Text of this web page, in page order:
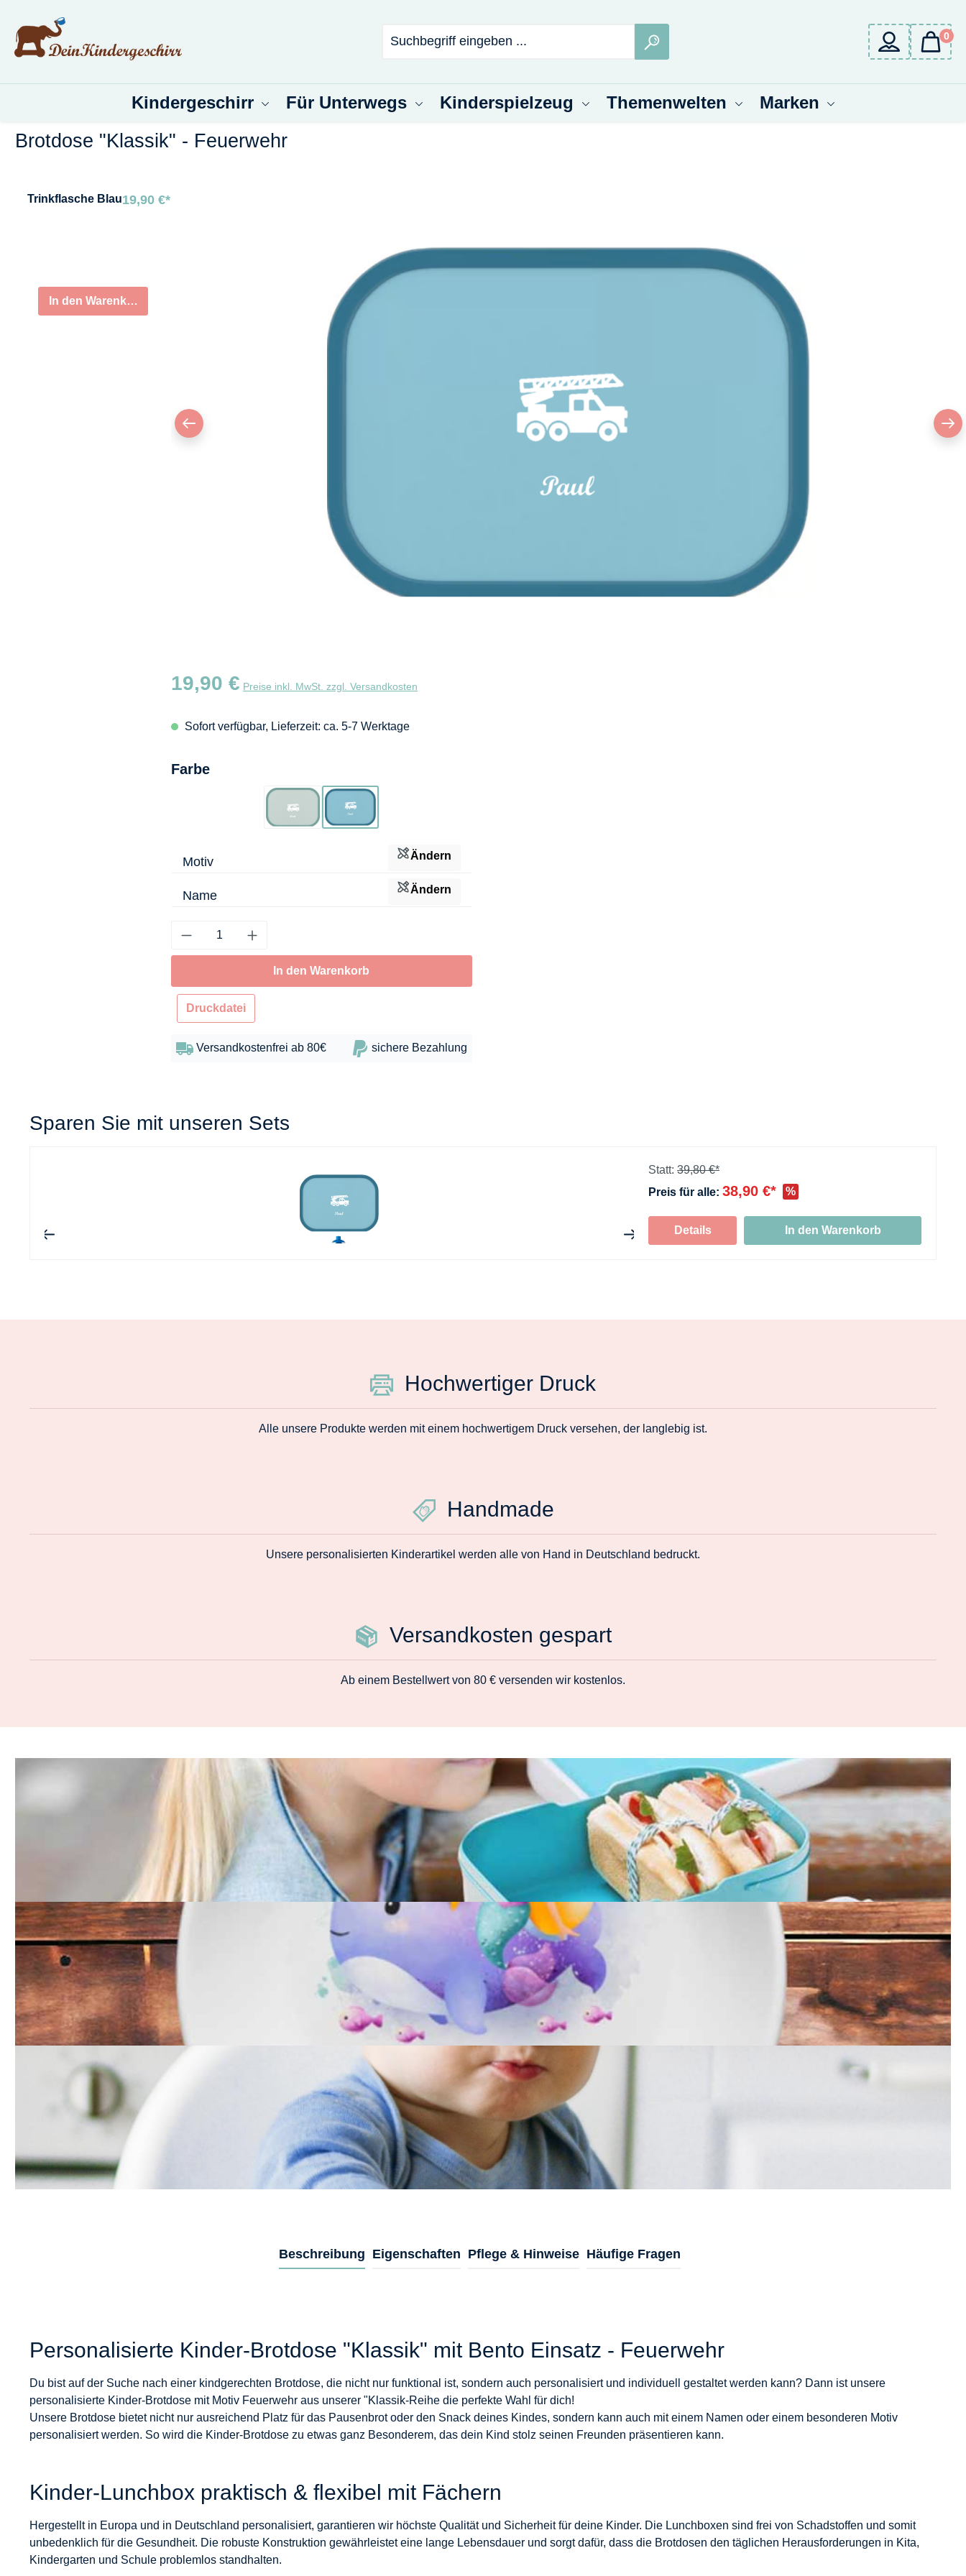
Hauptinhalt springen
Zur Suche springen
0
Kindergeschirr Für Unterwegs Kinderspielzeug Themenwelten Marken
Brotdose "Klassik" - Feuerwehr
Trinkflasche Blau19,90 €*
In den Warenkorb
Regulärer Preis:
19,90 € Preise inkl. MwSt. zzgl. Versandkosten
Sofort verfügbar, Lieferzeit: ca. 5-7 Werktage
Farbeauswählen
Türkis Blau
Motiv Ändern
Name Ändern
In den Warenkorb
Druckdatei
Versandkostenfrei ab 80€ sichere Bezahlung
Sparen Sie mit unseren Sets
Statt: 39,80 €*
Preis für alle: 38,90 €* %
Details In den Warenkorb
Hochwertiger Druck
Alle unsere Produkte werden mit einem hochwertigem Druck versehen, der langlebig ist.
Handmade
Unsere personalisierten Kinderartikel werden alle von Hand in Deutschland bedruckt.
Versandkosten gespart
Ab einem Bestellwert von 80 € versenden wir kostenlos.
Beschreibung Eigenschaften Pflege & Hinweise Häufige Fragen
Personalisierte Kinder-Brotdose "Klassik" mit Bento Einsatz - Feuerwehr
Du bist auf der Suche nach einer kindgerechten Brotdose, die nicht nur funktional ist, sondern auch personalisiert und individuell gestaltet werden kann? Dann ist unsere
personalisierte Kinder-Brotdose mit Motiv Feuerwehr aus unserer "Klassik-Reihe die perfekte Wahl für dich!
Unsere Brotdose bietet nicht nur ausreichend Platz für das Pausenbrot oder den Snack deines Kindes, sondern kann auch mit einem Namen oder einem besonderen Motiv
personalisiert werden. So wird die Kinder-Brotdose zu etwas ganz Besonderem, das dein Kind stolz seinen Freunden präsentieren kann.
Kinder-Lunchbox praktisch & flexibel mit Fächern
Hergestellt in Europa und in Deutschland personalisiert, garantieren wir höchste Qualität und Sicherheit für deine Kinder. Die Lunchboxen sind frei von Schadstoffen und somit
unbedenklich für die Gesundheit. Die robuste Konstruktion gewährleistet eine lange Lebensdauer und sorgt dafür, dass die Brotdosen den täglichen Herausforderungen in Kita,
Kindergarten und Schule problemlos standhalten.